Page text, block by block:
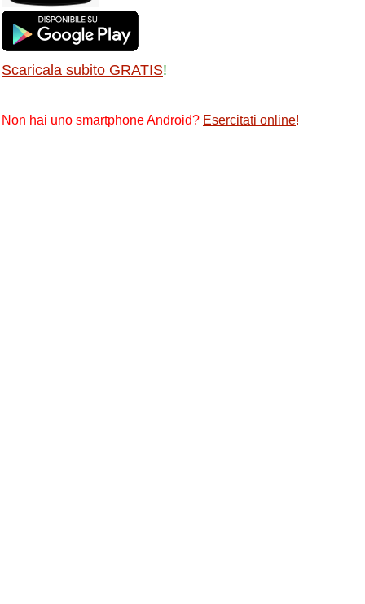
Scaricala subito GRATIS!
Non hai uno smartphone Android? Esercitati online!